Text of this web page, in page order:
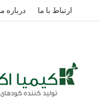
ارتباط با ما درباره